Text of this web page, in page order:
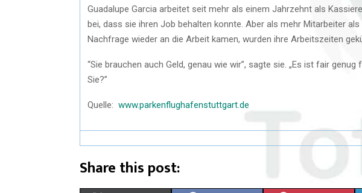
Guadalupe Garcia arbeitet seit mehr als einem Jahrzehnt als
bei, dass sie ihren Job behalten konnte. Aber als mehr Mitarbeiter
Nachfrage wieder an die Arbeit kamen, wurden ihre Arbeitszeiten
“Sie brauchen auch Geld, genau wie wir”, sagte sie. „Es ist fair
Sie?”
Quelle: www.parkenflughafenstuttgart.de
Share this post: